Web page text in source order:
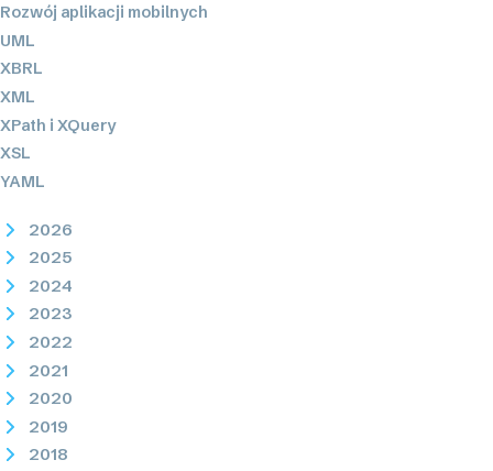
Rozwój aplikacji mobilnych
UML
XBRL
XML
XPath i XQuery
XSL
YAML
2026
2025
2024
2023
2022
2021
2020
2019
2018